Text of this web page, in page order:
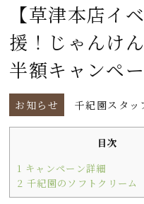
【草津本店イ
援！じゃんけ
半額キャンペー
お知らせ 千紀園スタッ
目次
1 キャンペーン詳細
2 千紀園のソフトクリーム